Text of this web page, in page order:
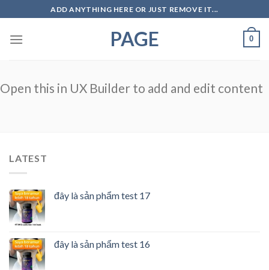
to
content
ADD ANYTHING HERE OR JUST REMOVE IT...
PAGE 0
Open this in UX Builder to add and edit content
LATEST
đây là sản phẩm test 17
đây là sản phẩm test 16